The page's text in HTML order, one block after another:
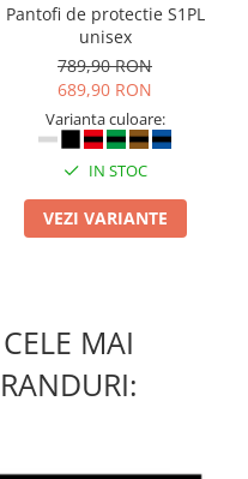
Pantofi de protectie S1PL
unisex
789,90 RON
689,90 RON
Varianta culoare:
IN STOC
VEZI VARIANTE
MAI